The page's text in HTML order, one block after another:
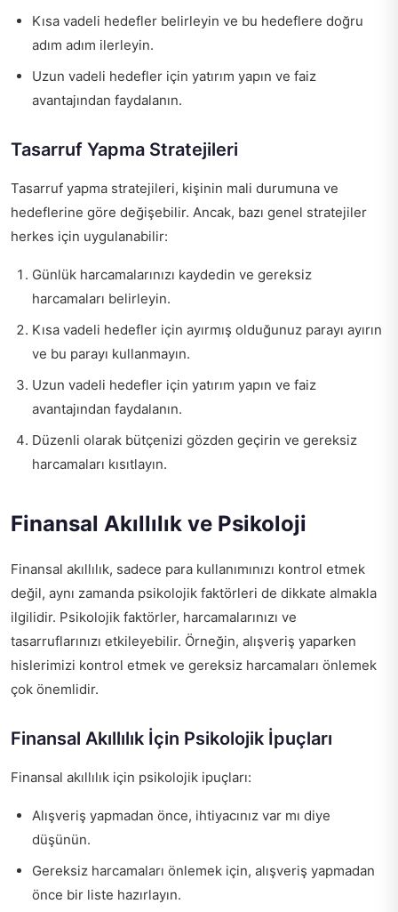
Kısa vadeli hedefler belirleyin ve bu hedeflere doğru
adım adım ilerleyin.
Uzun vadeli hedefler için yatırım yapın ve faiz
avantajından faydalanın.
Tasarruf Yapma Stratejileri
Tasarruf yapma stratejileri, kişinin mali durumuna ve
hedeflerine göre değişebilir. Ancak, bazı genel stratejiler
herkes için uygulanabilir:
Günlük harcamalarınızı kaydedin ve gereksiz
harcamaları belirleyin.
Kısa vadeli hedefler için ayırmış olduğunuz parayı ayırın
ve bu parayı kullanmayın.
Uzun vadeli hedefler için yatırım yapın ve faiz
avantajından faydalanın.
Düzenli olarak bütçenizi gözden geçirin ve gereksiz
harcamaları kısıtlayın.
Finansal Akıllılık ve Psikoloji
Finansal akıllılık, sadece para kullanımınızı kontrol etmek
değil, aynı zamanda psikolojik faktörleri de dikkate almakla
ilgilidir. Psikolojik faktörler, harcamalarınızı ve
tasarruflarınızı etkileyebilir. Örneğin, alışveriş yaparken
hislerimizi kontrol etmek ve gereksiz harcamaları önlemek
çok önemlidir.
Finansal Akıllılık İçin Psikolojik İpuçları
Finansal akıllılık için psikolojik ipuçları:
Alışveriş yapmadan önce, ihtiyacınız var mı diye
düşünün.
Gereksiz harcamaları önlemek için, alışveriş yapmadan
önce bir liste hazırlayın.